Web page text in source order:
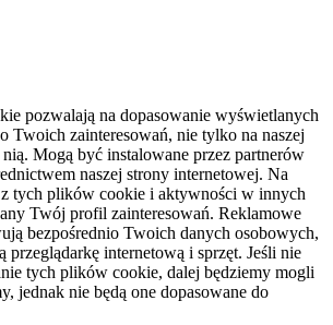
pozwalają na dopasowanie wyświetlanych
Twoich zainteresowań, nie tylko na naszej
Mogą być instalowane przez partnerów
naszej strony internetowej. Na
tych plików cookie i aktywności w innych
Twój profil zainteresowań. Reklamowe
bezpośrednio Twoich danych osobowych,
internetową i sprzęt. Jeśli nie
tych plików cookie, dalej będziemy mogli
jednak nie będą one dopasowane do